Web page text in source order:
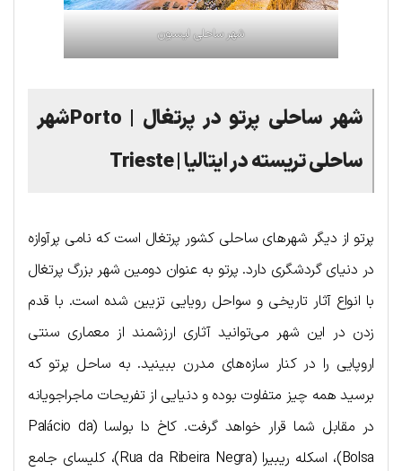
شهر ساحلی لیسبون
شهر ساحلی پرتو در پرتغال | Portoشهر
ساحلی تریسته در ایتالیا | Trieste
پرتو از دیگر شهرهای ساحلی کشور پرتغال است که نامی پرآوازه
در دنیای گردشگری دارد. پرتو به عنوان دومین شهر بزرگ پرتغال
با انواع آثار تاریخی و سواحل رویایی تزیین شده است. با قدم
زدن در این شهر می‌توانید آثاری ارزشمند از معماری سنتی
اروپایی را در کنار سازه‌های مدرن ببینید. به ساحل پرتو که
برسید همه چیز متفاوت بوده و دنیایی از تفریحات ماجراجویانه
در مقابل شما قرار خواهد گرفت. کاخ دا بولسا (Palácio da
Bolsa)، اسکله ریبیرا (Rua da Ribeira Negra)، کلیسای جامع